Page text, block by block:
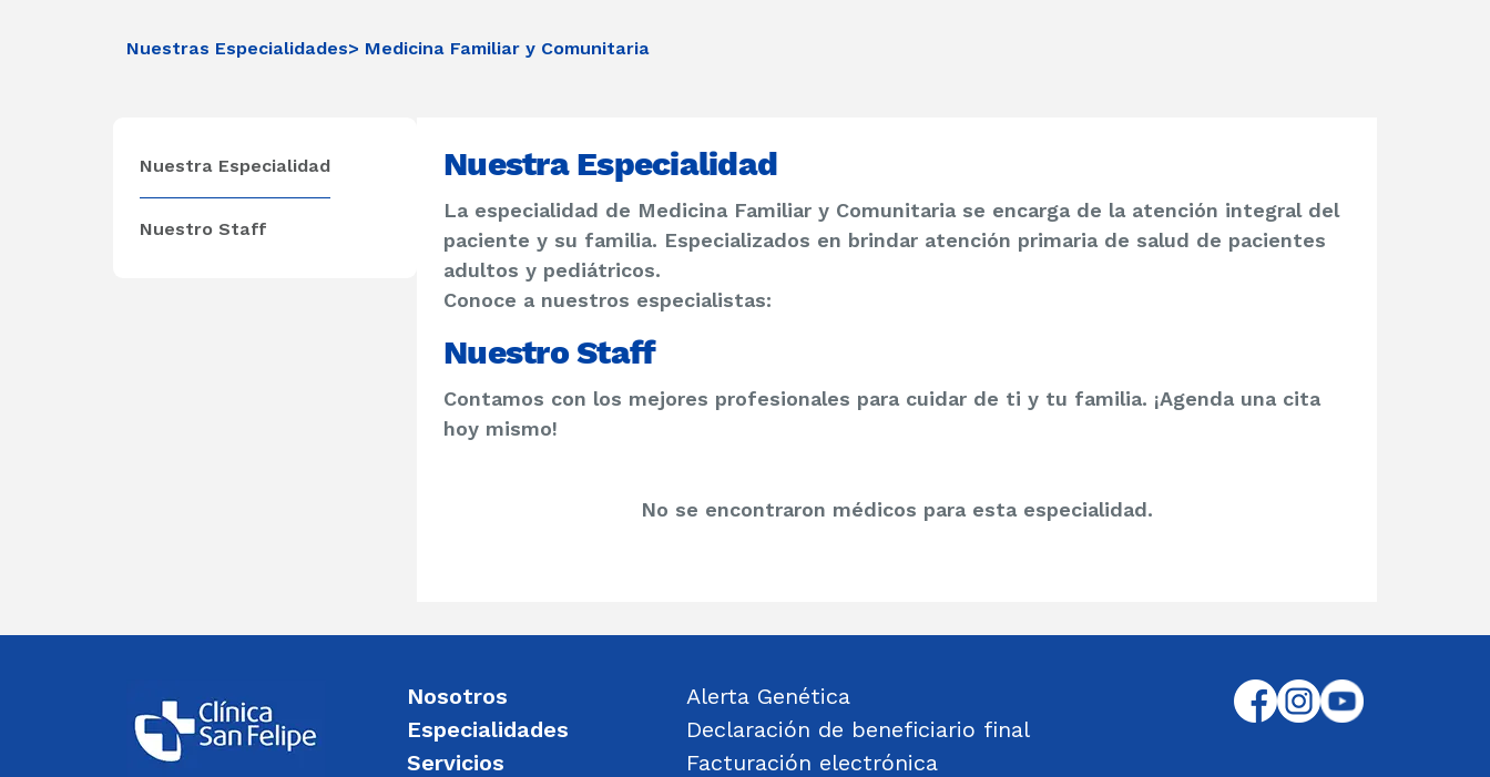
Nuestras Especialidades> Medicina Familiar y Comunitaria
Nuestra Especialidad
Nuestro Staff
Nuestra Especialidad
La especialidad de Medicina Familiar y Comunitaria se encarga de la atención integral del
paciente y su familia. Especializados en brindar atención primaria de salud de pacientes
adultos y pediátricos.
Conoce a nuestros especialistas:
Nuestro Staff
Contamos con los mejores profesionales para cuidar de ti y tu familia. ¡Agenda una cita
hoy mismo!
No se encontraron médicos para esta especialidad.
Nosotros
Especialidades
Servicios
Alerta Genética
Declaración de beneficiario final
Facturación electrónica